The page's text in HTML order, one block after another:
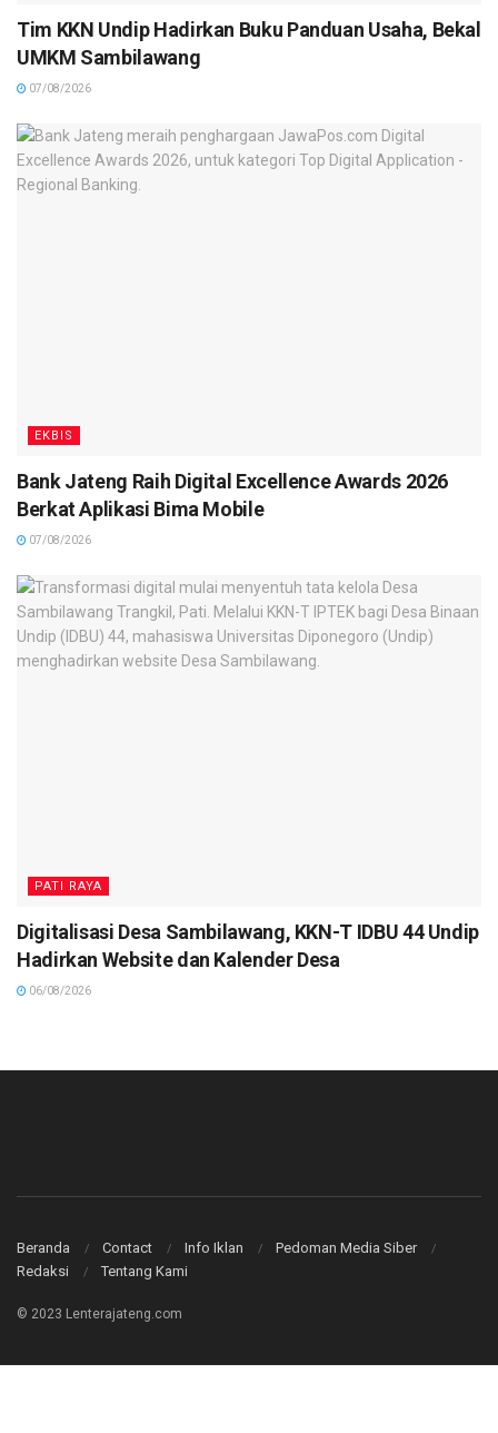
Tim KKN Undip Hadirkan Buku Panduan Usaha, Bekal
UMKM Sambilawang
07/08/2026
EKBIS
Bank Jateng Raih Digital Excellence Awards 2026
Berkat Aplikasi Bima Mobile
07/08/2026
PATI RAYA
Digitalisasi Desa Sambilawang, KKN-T IDBU 44 Undip
Hadirkan Website dan Kalender Desa
06/08/2026
Beranda Contact Info Iklan
Pedoman Media Siber
Redaksi
Tentang Kami
© 2023 Lenterajateng.com